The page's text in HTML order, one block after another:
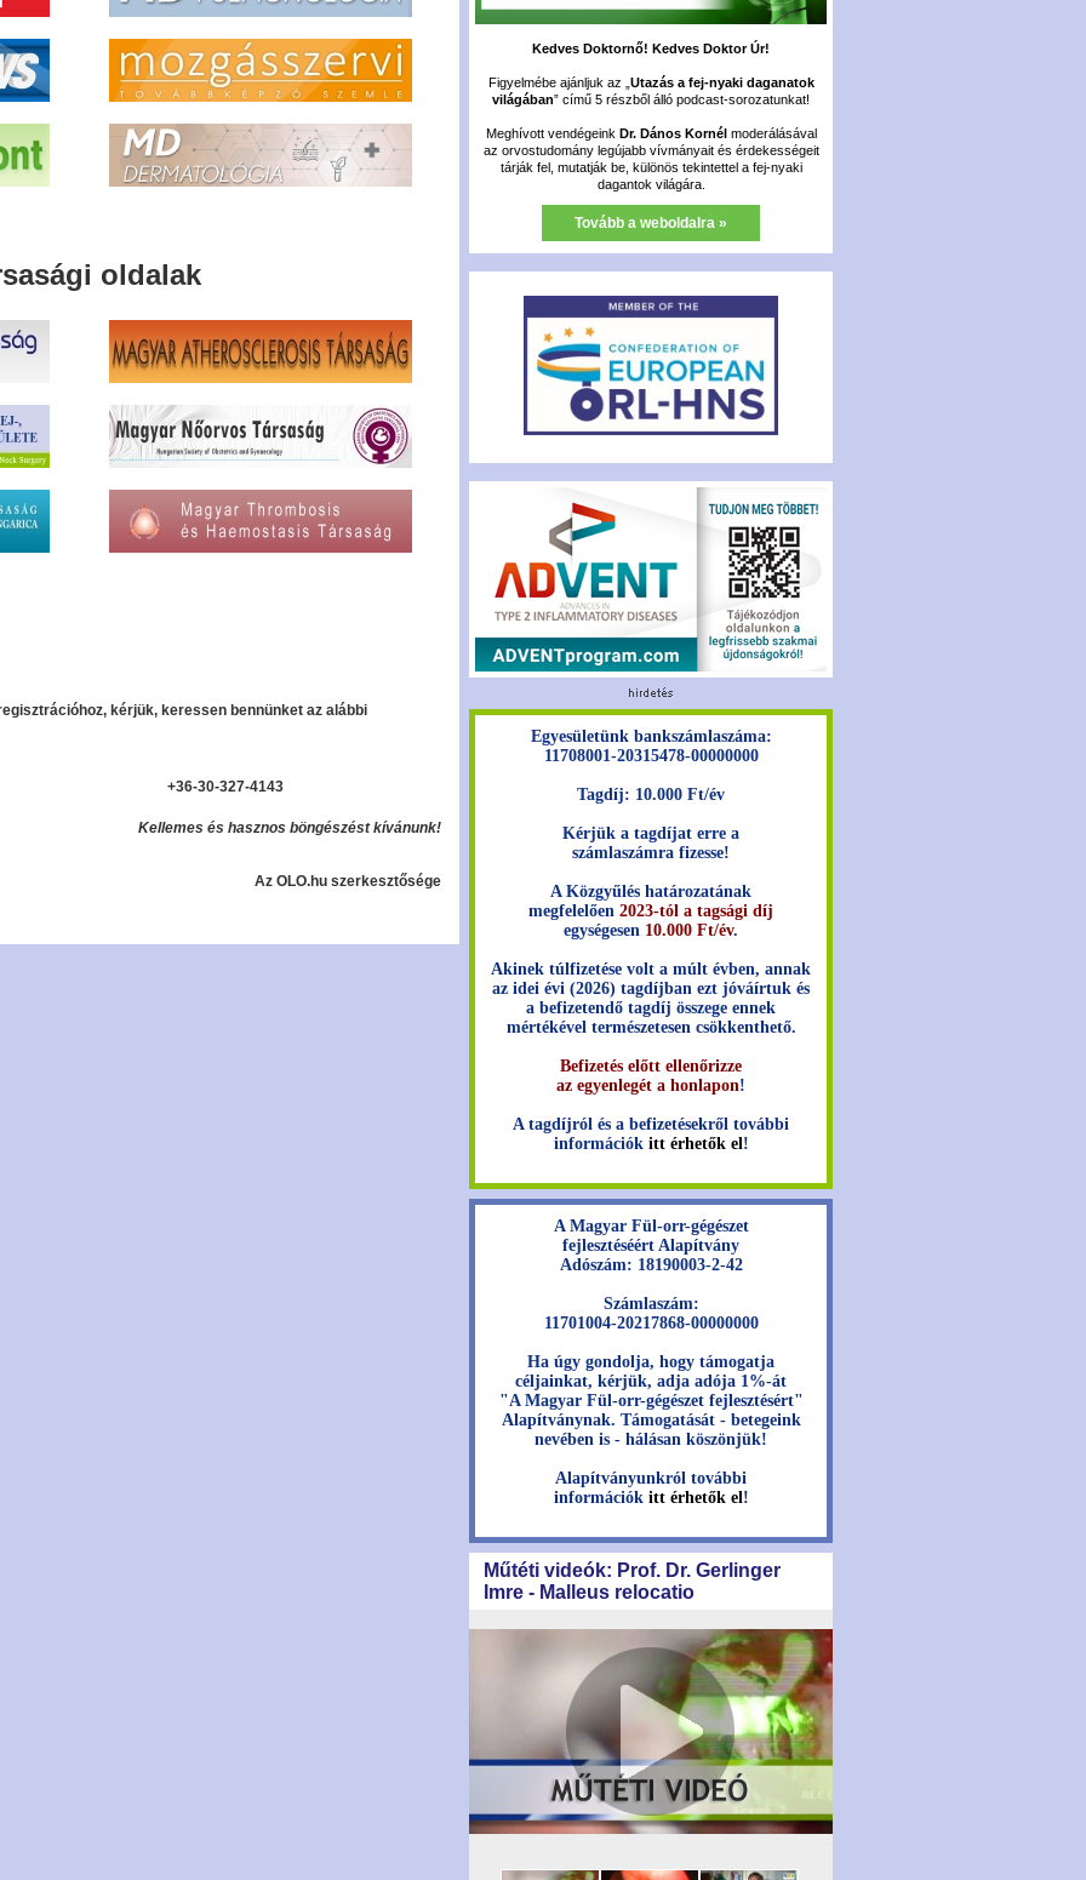
oldalak
kérjük, keressen bennünket az alábbi
+36-30-327-4143
Kellemes és hasznos böngészést kívánunk!
Az OLO.hu szerkesztősége
Kedves Doktornő! Kedves Doktor Úr!
Figyelmébe ajánljuk az „ Utazás a fej-nyaki daganatok
világában” című 5 részből álló podcast-sorozatunkat!
Meghívott vendégeink Dr. Dános Kornélmoderálásával
az orvostudomány legújabb vívmányait és érdekességeit
tárják fel, mutatják be, különös tekintettel a fej-nyaki
dagantok világára.
Tovább a weboldalra »
Egyesületünk bankszámlaszáma:
11708001-20315478-00000000
Tagdíj: 10.000 Ft/év
Kérjük a tagdíjat erre a
számlaszámra fizesse!
A Közgyűlés határozatának
megfelelően2023-tól a tagsági díj
egységesen 10.000 Ft/év.
Akinek túlfizetése volt a múlt évben, annak
az idei évi (2026) tagdíjban ezt jóváírtuk és
a befizetendő tagdíj összege ennek
mértékével természetesen csökkenthető.
Befizetés előtt ellenőrizze
az egyenlegét a honlapon!
A tagdíjról és a befizetésekről további
információk itt érhetők el!
A Magyar Fül-orr-gégészet
fejlesztéséért Alapítvány
Adószám: 18190003-2-42
Számlaszám:
11701004-20217868-00000000
Ha úgy gondolja, hogy támogatja
céljainkat, kérjük, adja adója 1%-át
"A Magyar Fül-orr-gégészet fejlesztésért"
Alapítványnak. Támogatását - betegeink
nevében is - hálásan köszönjük!
Alapítványunkról további
információk itt érhetők el!
Műtéti videók: Prof. Dr. Gerlinger
Imre - Malleus relocatio